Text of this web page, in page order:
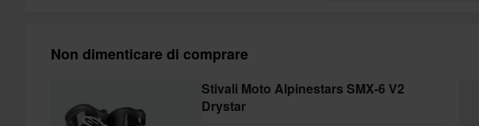
Non dimenticare di comprare
Stivali Moto Alpinestars SMX-6 V2
Drystar